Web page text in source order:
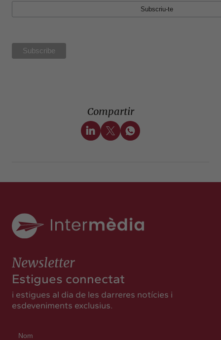
Compartir
Newsletter
Estigues connectat
i estigues al dia de les darreres notícies i
esdeveniments exclusius.